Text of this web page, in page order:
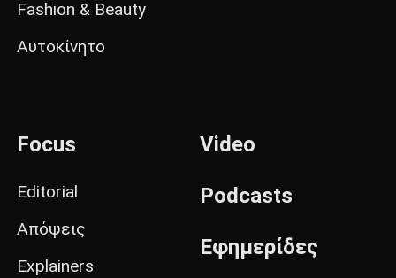
Fashion & Beauty
Αυτοκίνητο
Focus
Editorial
Απόψεις
Explainers
Video
Podcasts
Εφημερίδες